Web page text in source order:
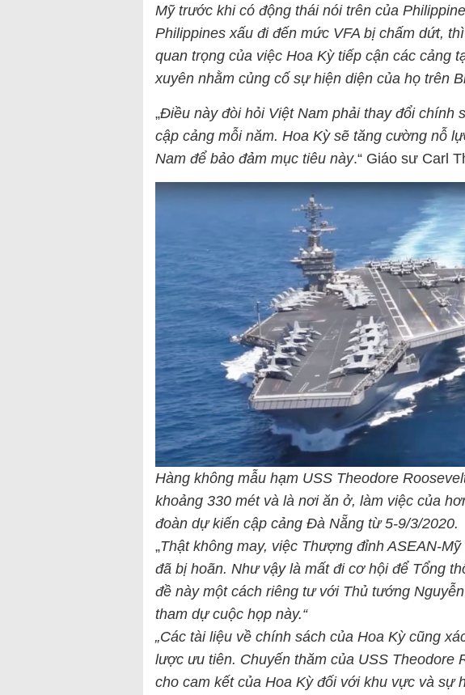
Mỹ trước khi có động thái nói trên của
Philippines xấu đi đến mức VFA bị chấm dứt,
quan trọng của việc Hoa Kỳ tiếp cận các cảng
xuyên nhằm củng cố sự hiện diện của họ trên
„Điều này đòi hỏi Việt Nam phải thay đổi chính
cập cảng mỗi năm. Hoa Kỳ sẽ tăng cường nỗ
Nam để bảo đảm mục tiêu này.“ Giáo sư Carl
Hàng không mẫu hạm USS Theodore
khoảng 330 mét và là nơi ăn ở, làm việc của
đoàn dự kiến cập cảng Đà Nẵng từ 5-9/3/2020.
„Thật không may, việc Thượng đỉnh ASEAN-
đã bị hoãn. Như vậy là mất đi cơ hội để Tổng
đề này một cách riêng tư với Thủ tướng
tham dự cuộc họp này.“
„Các tài liệu về chính sách của Hoa Kỳ cũng
lược ưu tiên. Chuyến thăm của USS Theodore
cho cam kết của Hoa Kỳ đối với khu vực và sự